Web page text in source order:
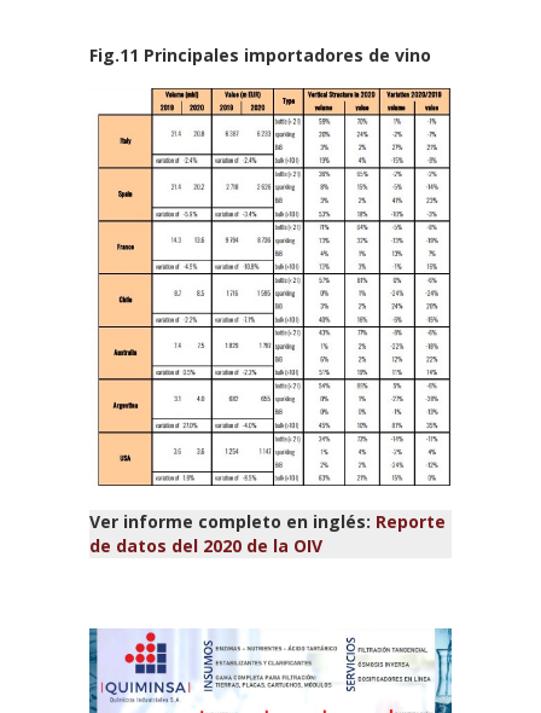
Fig.11 Principales importadores de vino
Ver informe completo en inglés: Reporte
de datos del 2020 de la OIV